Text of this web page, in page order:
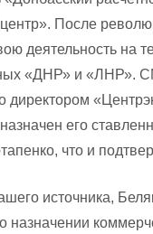
После
деятельность на
«ДНР» и «ЛНР».
директором
его
что и
источника,
назначении